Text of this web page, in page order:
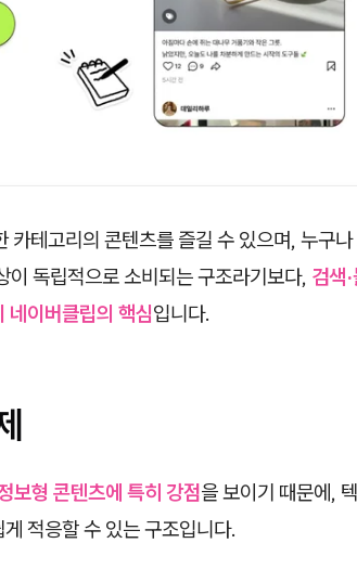
카테고리의 콘텐츠를 즐길 수 있으며, 누구
이 독립적으로 소비되는 구조라기보다, 검색
네이버클립의 핵심입니다.
보형 콘텐츠에 특히 강점을 보이기 때문에,
적응할 수 있는 구조입니다.